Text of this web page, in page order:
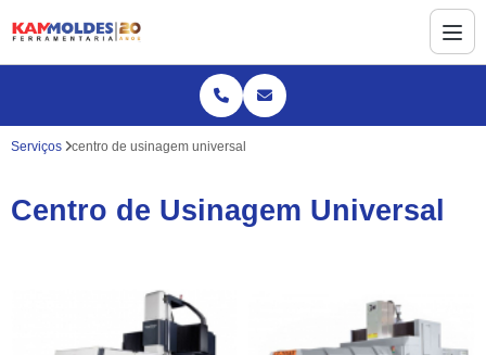
Serviços centro de usinagem universal
Centro de Usinagem Universal